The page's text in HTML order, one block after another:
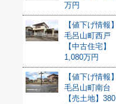
万円
【値下げ情報】
毛呂山町西戸
【中古住宅】
1,080万円
【値下げ情報】
毛呂山町南台
【売土地】380